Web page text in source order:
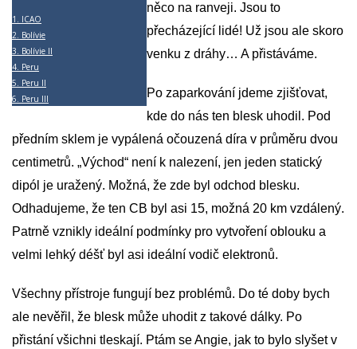
1. ICAO
2. Bolívie
3. Bolívie II
4. Peru
5. Peru II
6. Peru III
něco na ranveji. Jsou to
přecházející lidé! Už jsou ale skoro
venku z dráhy… A přistáváme.
Po zaparkování jdeme zjišťovat,
kde do nás ten blesk uhodil. Pod
předním sklem je vypálená očouzená díra v průměru dvou
centimetrů. „Východ“ není k nalezení, jen jeden statický
dipól je uražený. Možná, že zde byl odchod blesku.
Odhadujeme, že ten CB byl asi 15, možná 20 km vzdálený.
Patrně vznikly ideální podmínky pro vytvoření oblouku a
velmi lehký déšť byl asi ideální vodič elektronů.
Všechny přístroje fungují bez problémů. Do té doby bych
ale nevěřil, že blesk může uhodit z takové dálky. Po
přistání všichni tleskají. Ptám se Angie, jak to bylo slyšet v